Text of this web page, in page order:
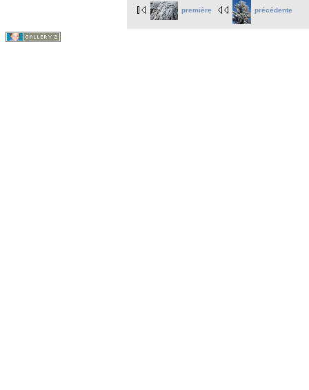
première précédente